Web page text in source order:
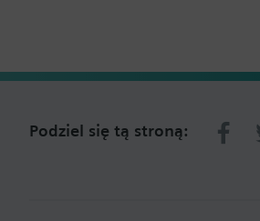
Podziel się tą stroną: